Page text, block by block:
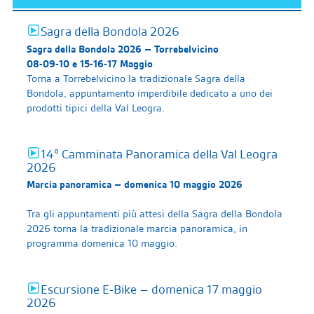
Sagra della Bondola 2026
Sagra della Bondola 2026 – Torrebelvicino
08-09-10 e 15-16-17 Maggio
Torna a Torrebelvicino la tradizionale Sagra della
Bondola, appuntamento imperdibile dedicato a uno dei
prodotti tipici della Val Leogra.
14° Camminata Panoramica della Val Leogra
2026
Marcia panoramica – domenica 10 maggio 2026
Tra gli appuntamenti più attesi della Sagra della Bondola
2026 torna la tradizionale marcia panoramica, in
programma domenica 10 maggio.
Escursione E-Bike – domenica 17 maggio
2026